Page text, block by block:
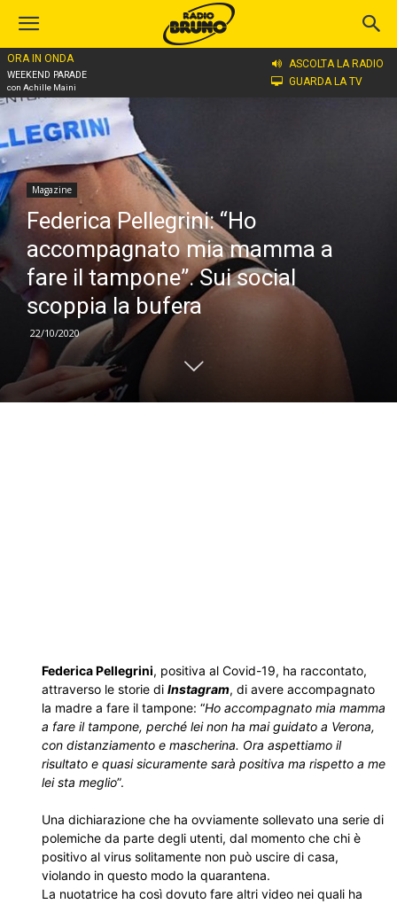
ORA IN ONDA
WEEKEND PARADE
con Achille Maini
ASCOLTA LA RADIO
GUARDA LA TV
Home
Magazine
Federica Pellegrini: “Ho
accompagnato mia mamma a
fare il tampone”. Sui social
scoppia la bufera
22/10/2020
Federica Pellegrini, positiva al Covid-19, ha raccontato,
attraverso le storie di Instagram, di avere accompagnato
la madre a fare il tampone: “Ho accompagnato mia mamma
a fare il tampone, perché lei non ha mai guidato a Verona,
con distanziamento e mascherina. Ora aspettiamo il
risultato e quasi sicuramente sarà positiva ma rispetto a me
lei sta meglio”.
Una dichiarazione che ha ovviamente sollevato una serie di
polemiche da parte degli utenti, dal momento che chi è
positivo al virus solitamente non può uscire di casa,
violando in questo modo la quarantena.
La nuotatrice ha così dovuto fare altri video nei quali ha